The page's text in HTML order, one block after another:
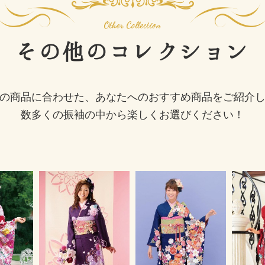
その他の コレクション
商品に合わせた、あなたへのおすすめ商品をご紹介
数多くの振袖の中から楽しくお選びください！